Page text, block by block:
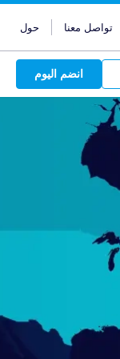
تواصل معنا حول
انضم اليوم